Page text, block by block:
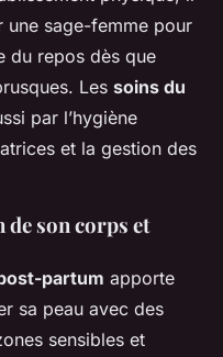
une sage-femme pour
du repos dès que
Les soins du
par l’hygiène
et la gestion des
son corps et
partum apporte
sa peau avec des
sensibles et